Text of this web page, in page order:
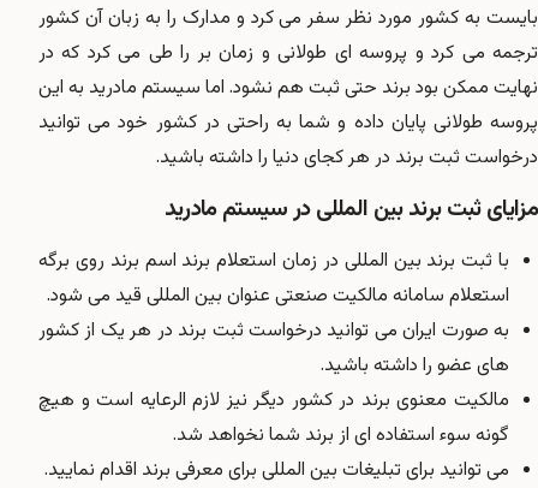
بایست به کشور مورد نظر سفر می کرد و مدارک را به زبان آن کشور
ترجمه می کرد و پروسه ای طولانی و زمان بر را طی می کرد که در
نهایت ممکن بود برند حتی ثبت هم نشود. اما سیستم مادرید به این
پروسه طولانی پایان داده و شما به راحتی در کشور خود می توانید
درخواست ثبت برند در هر کجای دنیا را داشته باشید.
مزایای ثبت برند بین المللی در سیستم مادرید
با ثبت برند بین المللی در زمان استعلام برند اسم برند روی برگه
استعلام سامانه مالکیت صنعتی عنوان بین المللی قید می شود.
به صورت ایران می توانید درخواست ثبت برند در هر یک از کشور
های عضو را داشته باشید.
مالکیت معنوی برند در کشور دیگر نیز لازم الرعایه است و هیچ
گونه سوء استفاده ای از برند شما نخواهد شد.
می توانید برای تبلیغات بین المللی برای معرفی برند اقدام نمایید.